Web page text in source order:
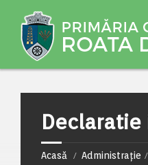
Acasă Administrație